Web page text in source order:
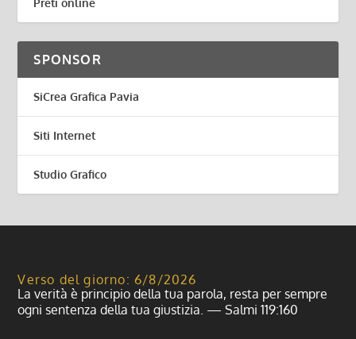
Preti online
SPONSOR
SiCrea Grafica Pavia
Siti Internet
Studio Grafico
Verso del giorno: 6/8/2026
La verità è principio della tua parola, resta per sempre
ogni sentenza della tua giustizia. — Salmi 119:160